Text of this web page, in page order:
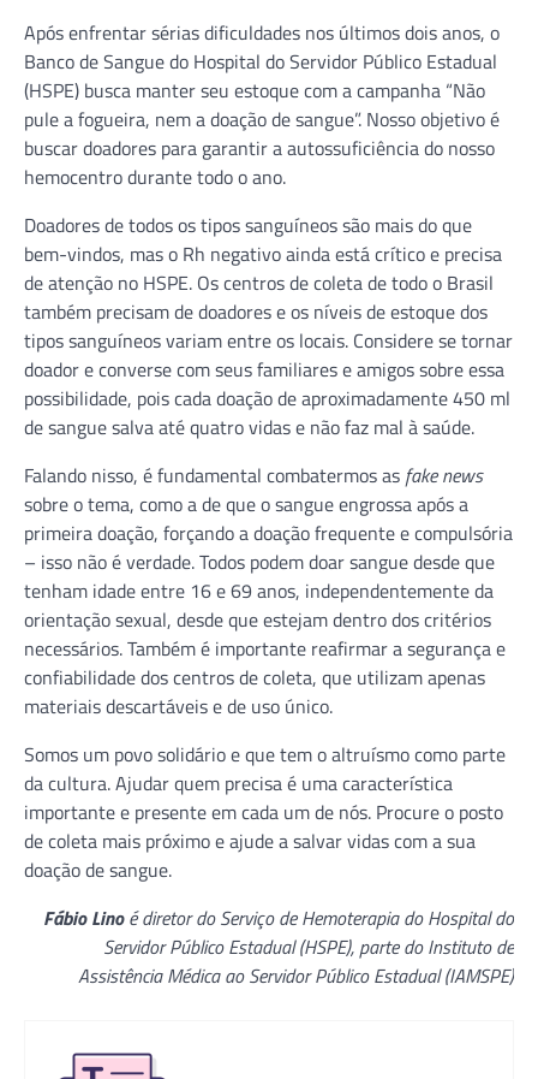
Após enfrentar sérias dificuldades nos últimos dois anos, o
Banco de Sangue do Hospital do Servidor Público Estadual
(HSPE) busca manter seu estoque com a campanha “Não
pule a fogueira, nem a doação de sangue”. Nosso objetivo é
buscar doadores para garantir a autossuficiência do nosso
hemocentro durante todo o ano.
Doadores de todos os tipos sanguíneos são mais do que
bem-vindos, mas o Rh negativo ainda está crítico e precisa
de atenção no HSPE. Os centros de coleta de todo o Brasil
também precisam de doadores e os níveis de estoque dos
tipos sanguíneos variam entre os locais. Considere se tornar
doador e converse com seus familiares e amigos sobre essa
possibilidade, pois cada doação de aproximadamente 450 ml
de sangue salva até quatro vidas e não faz mal à saúde.
Falando nisso, é fundamental combatermos as fake news
sobre o tema, como a de que o sangue engrossa após a
primeira doação, forçando a doação frequente e compulsória
– isso não é verdade. Todos podem doar sangue desde que
tenham idade entre 16 e 69 anos, independentemente da
orientação sexual, desde que estejam dentro dos critérios
necessários. Também é importante reafirmar a segurança e
confiabilidade dos centros de coleta, que utilizam apenas
materiais descartáveis e de uso único.
Somos um povo solidário e que tem o altruísmo como parte
da cultura. Ajudar quem precisa é uma característica
importante e presente em cada um de nós. Procure o posto
de coleta mais próximo e ajude a salvar vidas com a sua
doação de sangue.
Fábio Linoé diretor do Serviço de Hemoterapia do Hospital do
Servidor Público Estadual (HSPE), parte do Instituto de
Assistência Médica ao Servidor Público Estadual (IAMSPE)